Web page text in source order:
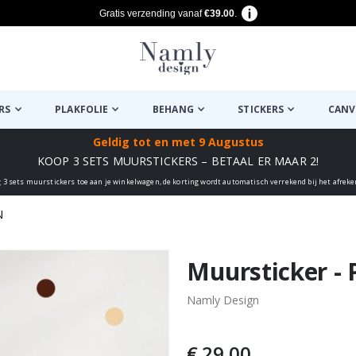
Gratis verzending vanaf€39.00.
PLAKFOLIE BEHANG STICKERS
Geldig tot en met 9 Augustus
KOOP 3 SETS MUURSTICKERS – BETAAL ER MAAR 2!
3 sets muurstickers toe aan je winkelwagen, de korting wordt automatisch verrekend bij het
✔ Muursticker -
Namly Design